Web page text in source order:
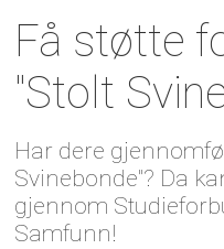
Få støtte
"Stolt
Har dere
Svinebonde"? Da
gjennom
Samfunn!